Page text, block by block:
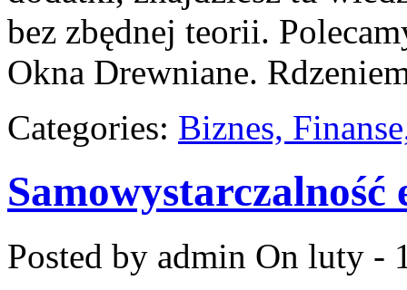
bez zbędnej teorii.
Okna Drewniane.
Categories: Biznes,
Samowystarczalność
Posted by admin On luty -